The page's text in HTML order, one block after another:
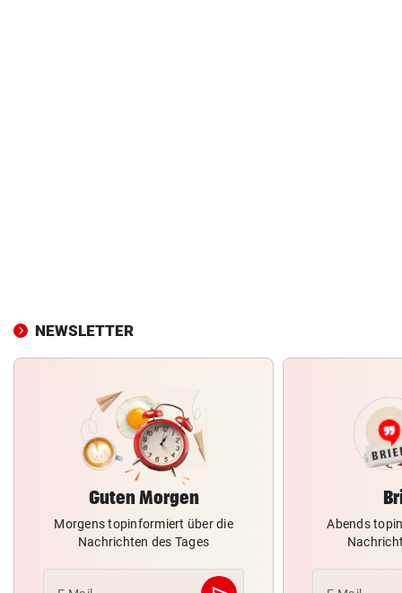
NEWSLETTER
Guten Morgen
Morgens topinformiert über die
Nachrichten des Tages
Abends